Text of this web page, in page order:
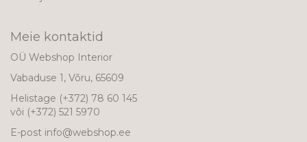
Meie kontaktid
OÜ Webshop Interior
Vabaduse 1, Võru, 65609
Helistage (+372) 78 60 145
või (+372) 521 5970
E-post info@webshop.ee